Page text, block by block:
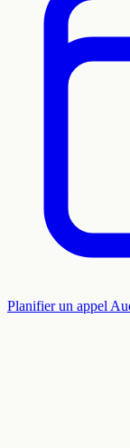
Planifier un appel